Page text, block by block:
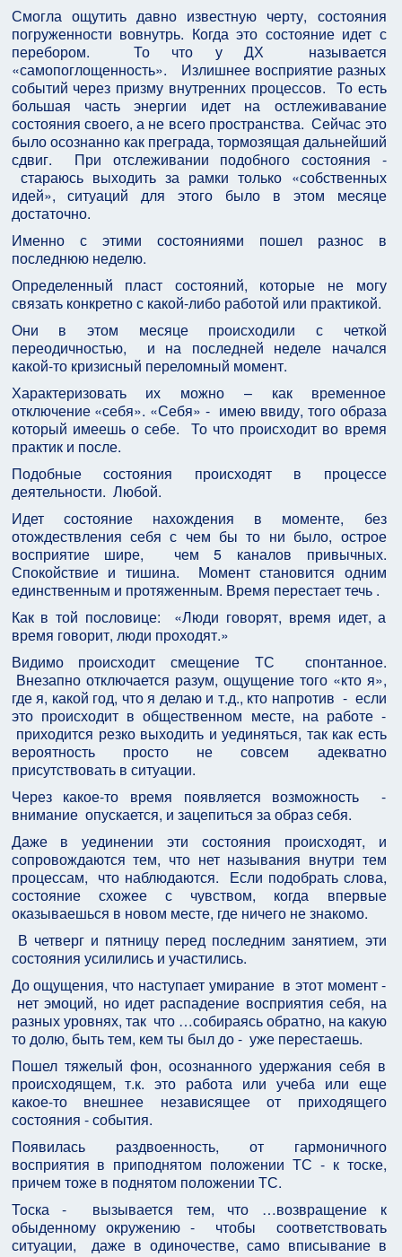
Смогла ощутить давно известную черту, состояния
погруженности вовнутрь. Когда это состояние идет с
перебором. То что у ДХ называется
«самопоглощенность». Излишнее восприятие разных
событий через призму внутренних процессов. То есть
большая часть энергии идет на остлеживавание
состояния своего, а не всего пространства. Сейчас это
было осознанно как преграда, тормозящая дальнейший
сдвиг. При отслеживании подобного состояния -
стараюсь выходить за рамки только «собственных
идей», ситуаций для этого было в этом месяце
достаточно.
Именно с этими состояниями пошел разнос в
последнюю неделю.
Определенный пласт состояний, которые не могу
связать конкретно с какой-либо работой или практикой.
Они в этом месяце происходили с четкой
переодичностью, и на последней неделе начался
какой-то кризисный переломный момент.
Характеризовать их можно – как временное
отключение «себя». «Себя» - имею ввиду, того образа
который имеешь о себе. То что происходит во время
практик и после.
Подобные состояния происходят в процессе
деятельности. Любой.
Идет состояние нахождения в моменте, без
отождествления себя с чем бы то ни было, острое
восприятие шире, чем 5 каналов привычных.
Спокойствие и тишина. Момент становится одним
единственным и протяженным. Время перестает течь .
Как в той пословице: «Люди говорят, время идет, а
время говорит, люди проходят.»
Видимо происходит смещение ТС спонтанное.
Внезапно отключается разум, ощущение того «кто я»,
где я, какой год, что я делаю и т.д., кто напротив - если
это происходит в общественном месте, на работе -
приходится резко выходить и уединяться, так как есть
вероятность просто не совсем адекватно
присутствовать в ситуации.
Через какое-то время появляется возможность -
внимание опускается, и зацепиться за образ себя.
Даже в уединении эти состояния происходят, и
сопровождаются тем, что нет называния внутри тем
процессам, что наблюдаются. Если подобрать слова,
состояние схожее с чувством, когда впервые
оказываешься в новом месте, где ничего не знакомо.
В четверг и пятницу перед последним занятием, эти
состояния усилились и участились.
До ощущения, что наступает умирание в этот момент -
нет эмоций, но идет распадение восприятия себя, на
разных уровнях, так что …собираясь обратно, на какую
то долю, быть тем, кем ты был до - уже перестаешь.
Пошел тяжелый фон, осознанного удержания себя в
происходящем, т.к. это работа или учеба или еще
какое-то внешнее независящее от приходящего
состояния - события.
Появилась раздвоенность, от гармоничного
восприятия в приподнятом положении ТС - к тоске,
причем тоже в поднятом положении ТС.
Тоска - вызывается тем, что …возвращение к
обыденному окружению - чтобы соответствовать
ситуации, даже в одиночестве, само вписывание в